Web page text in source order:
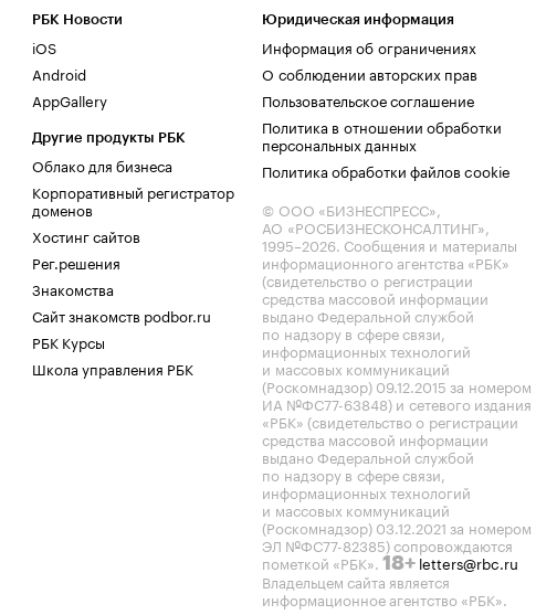
РБК Новости
iOS
Android
AppGallery
Другие продукты РБК
Облако для бизнеса
Корпоративный регистратор
доменов
Хостинг сайтов
Рег.решения
Знакомства
Сайт знакомств podbor.ru
РБК Курсы
Школа управления РБК
Юридическая информация
Информация об ограничениях
О соблюдении авторских прав
Пользовательское соглашение
Политика в отношении обработки
персональных данных
Политика обработки файлов cookie
© ООО «БИЗНЕСПРЕСС»,
АО «РОСБИЗНЕСКОНСАЛТИНГ»,
1995–2026. Сообщения и материалы
информационного агентства «РБК»
(свидетельство о регистрации
средства массовой информации
выдано Федеральной службой
по надзору в сфере связи,
информационных технологий
и массовых коммуникаций
(Роскомнадзор) 09.12.2015 за номером
ИА №ФС77-63848) и сетевого издания
«РБК» (свидетельство о регистрации
средства массовой информации
выдано Федеральной службой
по надзору в сфере связи,
информационных технологий
и массовых коммуникаций
(Роскомнадзор) 03.12.2021 за номером
ЭЛ №ФС77-82385) сопровождаются
пометкой «РБК». 18+ letters@rbc.ru
Владельцем сайта является
информационное агентство «РБК».